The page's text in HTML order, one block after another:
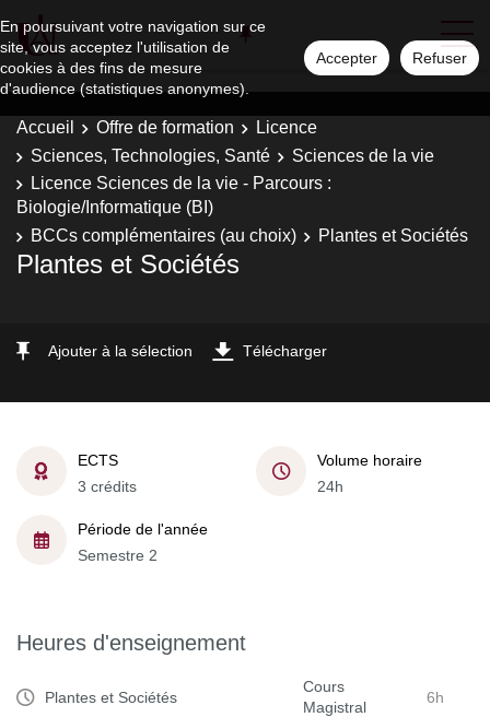
En poursuivant votre navigation sur ce
site, vous acceptez l'utilisation de
cookies à des fins de mesure
d'audience (statistiques anonymes).
Accepter Refuser
Accueil Offre de formation
Licence
Sciences, Technologies, Santé
Sciences de la vie
Licence Sciences de la vie - Parcours :
Biologie/Informatique (BI)
BCCs complémentaires (au choix)
Plantes et Sociétés
Plantes et Sociétés
Ajouter à la sélection Télécharger
ECTS
3 crédits
Volume horaire
24h
Période de l'année
Semestre 2
Heures d'enseignement
Plantes et Sociétés
Cours
Magistral
6h